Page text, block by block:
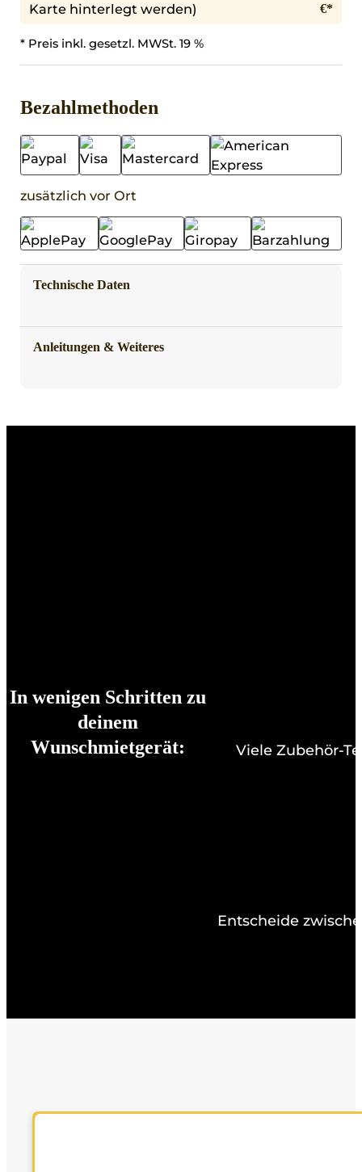
Karte hinterlegt werden)
€*
* Preis inkl. gesetzl. MWSt. 19 %
Bezahlmethoden
zusätzlich vor Ort
Technische Daten
Anleitungen & Weiteres
In wenigen Schritten zu
deinem
Wunschmietgerät:
Viele Zubehör-
Entscheide